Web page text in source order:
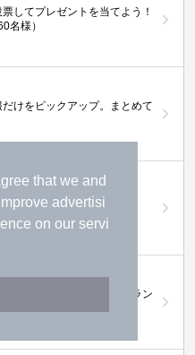
that we and
advertisi
on our servi
してプレゼントを当てよう！
名様）
けをピックアップ。まとめて
ス
る！お得な情報を掲載中
パス
めるサブスクリプションプラン